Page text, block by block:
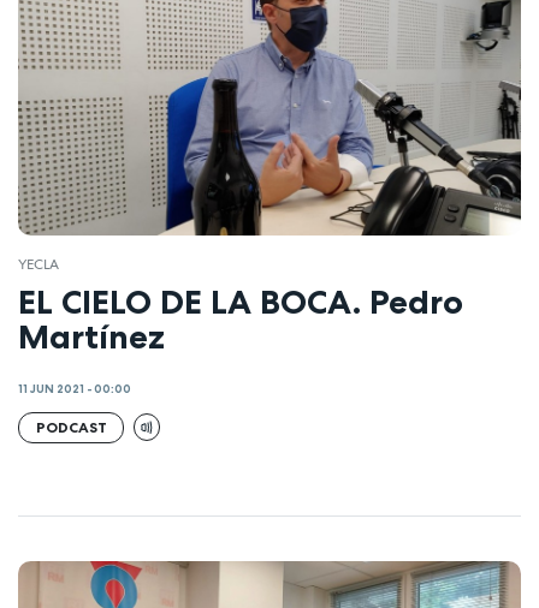
YECLA
EL CIELO DE LA BOCA. Pedro
Martínez
11 JUN 2021 - 00:00
PODCAST